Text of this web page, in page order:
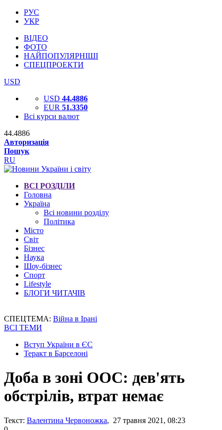
РУС
УКР
ВІДЕО
ФОТО
НАЙПОПУЛЯРНІШІ
СПЕЦПРОЕКТИ
USD
USD 44.4886
EUR 51.3350
Всі курси валют
44.4886
Авторизація
Пошук
RU
ВСІ РОЗДІЛИ
Головна
Україна
Всі новини розділу
Політика
Місто
Світ
Бізнес
Наука
Шоу-бізнес
Спорт
Lifestyle
БЛОГИ ЧИТАЧІВ
СПЕЦТЕМА: Війна в Ірані
ВСІ ТЕМИ
Вступ України в ЄС
Теракт в Барселоні
Доба в зоні ООС: дев'ять
обстрілів, втрат немає
Текст: Валентина Червоножка, 27 травня 2021, 08:23